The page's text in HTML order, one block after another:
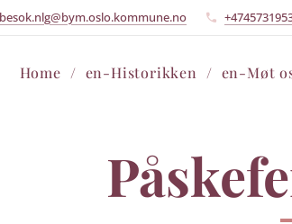
besok.nlg@bym.oslo.kommune.no
Home en-Historikken en-Møt